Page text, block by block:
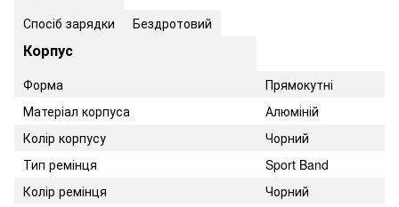
Спосіб зарядки Бездротовий
Корпус
Форма
Прямокутні
Матеріал корпуса
Алюміній
Колір корпусу
Чорний
Тип ремінця
Sport Band
Колір ремінця
Чорний